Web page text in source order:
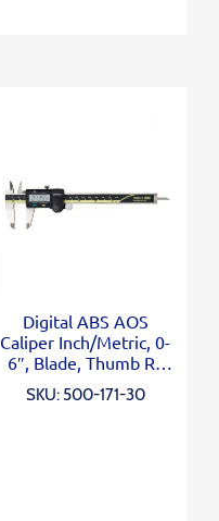
Digital ABS AOS
Caliper Inch/Metric, 0-
6″, Blade, Thumb R.,
Outp.
SKU: 500-171-30